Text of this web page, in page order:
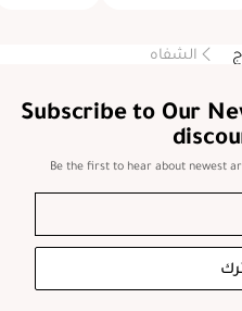
مكياج الشفاه يمكنكِ من رسم
الشفاه
Subscribe to Our
Be the first to hear about newest